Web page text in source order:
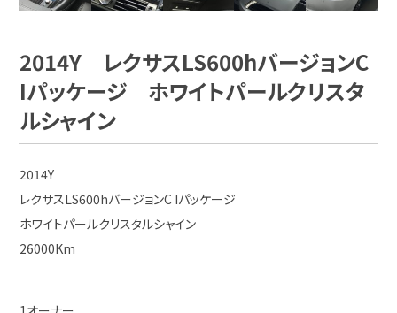
2014Y レクサスLS600hバージョンC
Iパッケージ ホワイトパールクリスタ
ルシャイン
2014Y
レクサスLS600hバージョンC Iパッケージ
ホワイトパールクリスタルシャイン
26000Km